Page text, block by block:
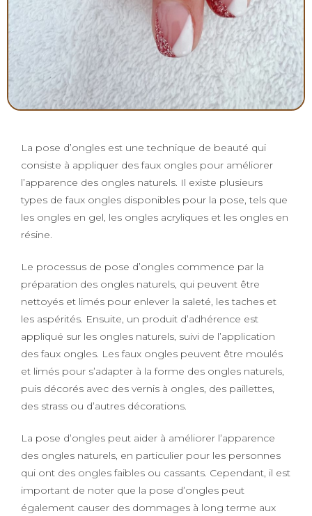
La pose d’ongles est une technique de beauté qui
consiste à appliquer des faux ongles pour améliorer
l’apparence des ongles naturels. Il existe plusieurs
types de faux ongles disponibles pour la pose, tels que
les ongles en gel, les ongles acryliques et les ongles en
résine.
Le processus de pose d’ongles commence par la
préparation des ongles naturels, qui peuvent être
nettoyés et limés pour enlever la saleté, les taches et
les aspérités. Ensuite, un produit d’adhérence est
appliqué sur les ongles naturels, suivi de l’application
des faux ongles. Les faux ongles peuvent être moulés
et limés pour s’adapter à la forme des ongles naturels,
puis décorés avec des vernis à ongles, des paillettes,
des strass ou d’autres décorations.
La pose d’ongles peut aider à améliorer l’apparence
des ongles naturels, en particulier pour les personnes
qui ont des ongles faibles ou cassants. Cependant, il est
important de noter que la pose d’ongles peut
également causer des dommages à long terme aux